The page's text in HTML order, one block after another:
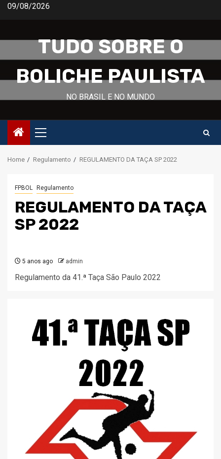
Skip09/08/2026
TUDO SOBRE O
BOLICHE PAULISTA
NO BRASIL E NO MUNDO
Primary
Menu
Home Regulamento REGULAMENTO DA TAÇA SP 2022
FPBOL Regulamento
REGULAMENTO DA TAÇA
SP 2022
5 anos ago admin
Regulamento da 41.ª Taça São Paulo 2022